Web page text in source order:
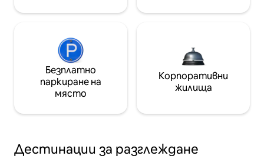
Безплатно
паркиране на
място
Корпоративни
жилища
Дестинации за разглеждане